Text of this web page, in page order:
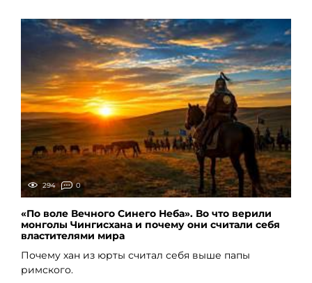
294 0
«По воле Вечного Синего Неба». Во что верили
монголы Чингисхана и почему они считали себя
властителями мира
Почему хан из юрты считал себя выше папы
римского.